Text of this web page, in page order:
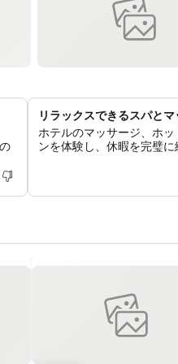
リラックスできるスパと
ホテルのマッサージ、ホ
ンを体験し、休暇を完璧に